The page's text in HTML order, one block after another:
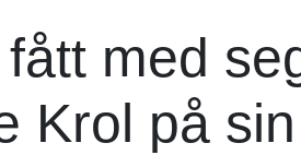
med
Krol på sin